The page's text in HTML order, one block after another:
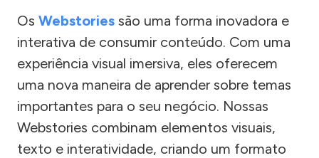
Os Webstories são uma forma inovadora e
interativa de consumir conteúdo. Com uma
experiência visual imersiva, eles oferecem
uma nova maneira de aprender sobre temas
importantes para o seu negócio. Nossas
Webstories combinam elementos visuais,
texto e interatividade, criando um formato